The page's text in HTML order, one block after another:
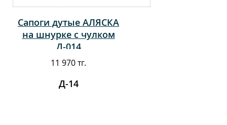
Сапоги дутые АЛЯСКА
на шнурке с чулком
Д-014
11 970 тг.
Д-14